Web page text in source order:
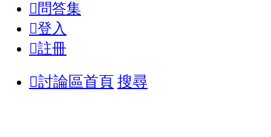
問答集
登入
註冊
討論區首頁 搜尋